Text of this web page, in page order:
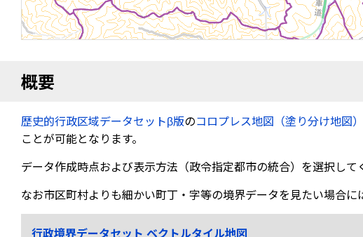
概要
歴史的行政区域データセットβ版のコロプレス地図（塗り分け地図）
ことが可能となります。
データ作成時点および表示方法（政令指定都市の統合）を選択して
なお市区町村よりも細かい町丁・字等の境界データを見たい場合に
行政境界データセット ベクトルタイル地図